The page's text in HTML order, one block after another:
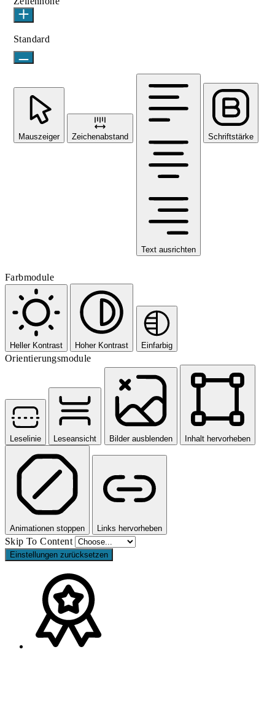
Standard
Mauszeiger Zeichenabstand
Text ausrichten
Schriftstärke
Farbmodule
Heller Kontrast Hoher Kontrast Einfarbig
Orientierungsmodule
Leselinie Leseansicht Bilder ausblenden Inhalt hervorheben
Animationen stoppen Links hervorheben
Skip To Content
Einstellungen zurücksetzen